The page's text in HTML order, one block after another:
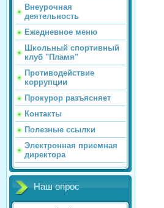
Внеурочная
деятельность
Ежедневное меню
Школьный спортивный
клуб "Пламя"
Противодействие
коррупции
Прокурор разъясняет
Контакты
Полезные ссылки
Электронная приемная
директора
Наш опрос